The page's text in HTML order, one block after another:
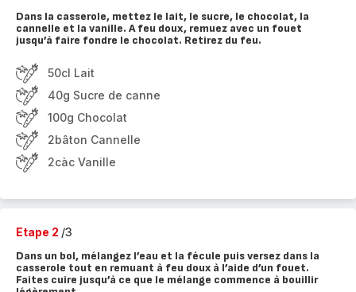
Dans la casserole, mettez le lait, le sucre, le chocolat, la
cannelle et la vanille. A feu doux, remuez avec un fouet
jusqu’à faire fondre le chocolat. Retirez du feu.
50cl Lait
40g Sucre de canne
100g Chocolat
2bâton Cannelle
2càc Vanille
Etape 2 /3
Dans un bol, mélangez l’eau et la fécule puis versez dans la
casserole tout en remuant à feu doux à l’aide d’un fouet.
Faites cuire jusqu’à ce que le mélange commence à bouillir